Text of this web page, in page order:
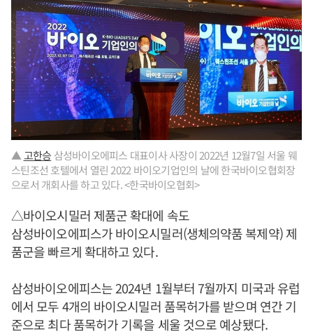
▲고한승 삼성바이오에피스 대표이사 사장이 2022년 12월7일 서울 웨
스틴조선 호텔에서 열린 2022 바이오기업인의 날에 한국바이오협회장
으로서 개회사를 하고 있다. <한국바이오협회>
△바이오시밀러 제품군 확대에 속도
삼성바이오에피스가 바이오시밀러(생체의약품 복제약) 제
품군을 빠르게 확대하고 있다.
삼성바이오에피스는 2024년 1월부터 7월까지 미국과 유럽
에서 모두 4개의 바이오시밀러 품목허가를 받으며 연간 기
준으로 최다 품목허가 기록을 세울 것으로 예상됐다.